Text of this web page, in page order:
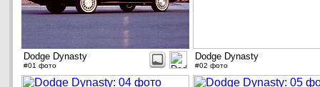
Dodge Dynasty
#01 фото
Dodge Dynasty
#02 фото